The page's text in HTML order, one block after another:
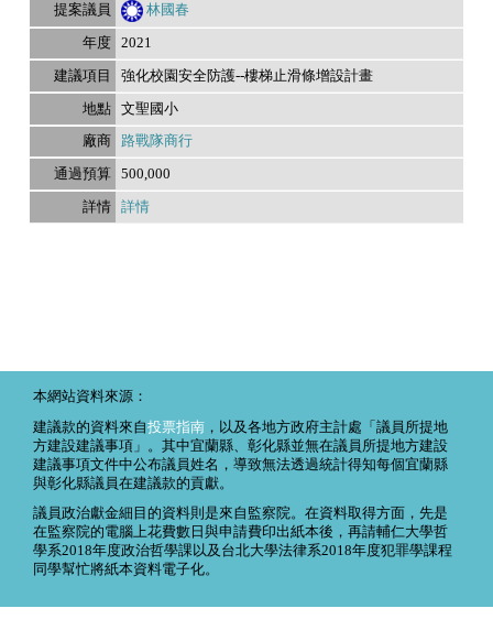
林國春
2021
強化校園安全防護--樓梯止滑條增設計畫
文聖國小
路戰隊商行
500,000
詳情
本網站資料來源：
建議款的資料來自投票指南 ，以及各地方政府主計處「議員所提地
方建設建議事項」。其中宜蘭縣、彰化縣並無在議員所提地方建設
建議事項文件中公布議員姓名，導致無法透過統計得知每個宜蘭縣
與彰化縣議員在建議款的貢獻。
議員政治獻金細目的資料則是來自監察院。在資料取得方面，先是
在監察院的電腦上花費數日與申請費印出紙本後，再請輔仁大學哲
學系2018年度政治哲學課以及台北大學法律系2018年度犯罪學課程
同學幫忙將紙本資料電子化。